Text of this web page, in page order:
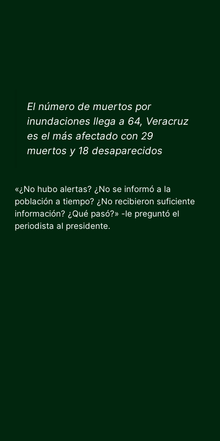
El número de muertos por
inundaciones llega a 64, Veracruz
es el más afectado con 29
muertos y 18 desaparecidos
«¿No hubo alertas? ¿No se informó a la
población a tiempo? ¿No recibieron suficiente
información? ¿Qué pasó?» -le preguntó el
periodista al presidente.